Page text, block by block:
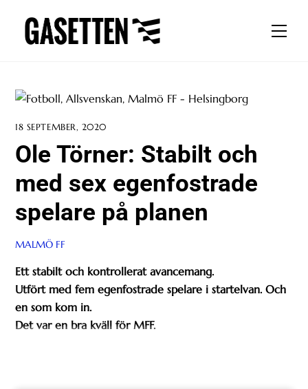
content
18 SEPTEMBER, 2020
Ole Törner: Stabilt och
med sex egenfostrade
spelare på planen
MALMÖ FF
Ett stabilt och kontrollerat avancemang.
Utfört med fem egenfostrade spelare i startelvan. Och
en som kom in.
Det var en bra kväll för MFF.